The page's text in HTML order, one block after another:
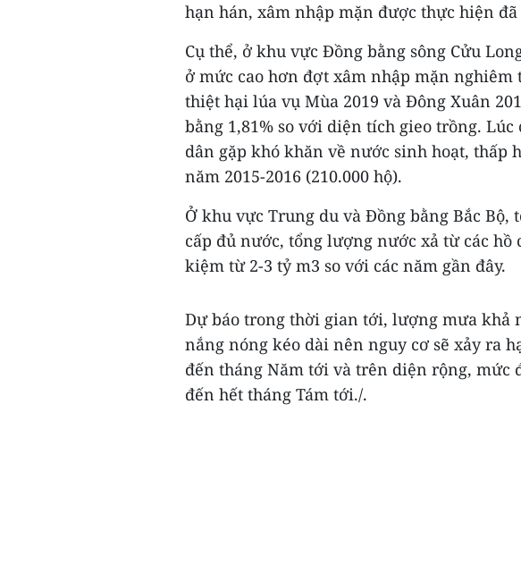
hạn hán, xâm nhập mặn được thực hiện
Cụ thể, ở khu vực Đồng bằng sông Cửu
ở mức cao hơn đợt xâm nhập mặn nghiêm
thiệt hại lúa vụ Mùa 2019 và Đông Xuân
bằng 1,81% so với diện tích gieo trồng. Lúc
dân gặp khó khăn về nước sinh hoạt, thấp
năm 2015-2016 (210.000 hộ).
Ở khu vực Trung du và Đồng bằng Bắc Bộ,
cấp đủ nước, tổng lượng nước xả từ các
kiệm từ 2-3 tỷ m3 so với các năm gần đây.
Dự báo trong thời gian tới, lượng mưa khả
nắng nóng kéo dài nên nguy cơ sẽ xảy ra
đến tháng Năm tới và trên diện rộng, mức
đến hết tháng Tám tới./.